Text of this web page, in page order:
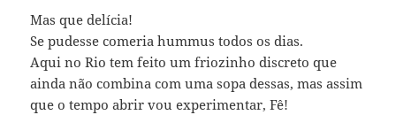
Mas que delícia!
Se pudesse comeria hummus todos os dias.
Aqui no Rio tem feito um friozinho discreto que
ainda não combina com uma sopa dessas, mas assim
que o tempo abrir vou experimentar, Fê!